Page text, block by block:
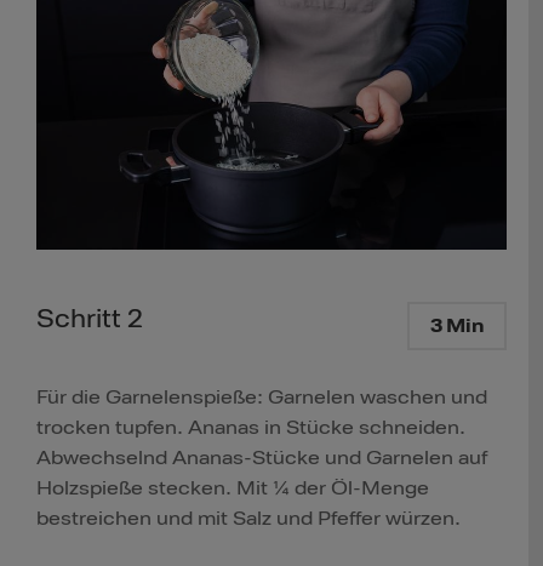
Schritt 2 3 Min
Für die Garnelenspieße: Garnelen waschen und
trocken tupfen. Ananas in Stücke schneiden.
Abwechselnd Ananas-Stücke und Garnelen auf
Holzspieße stecken. Mit ¼ der Öl-Menge
bestreichen und mit Salz und Pfeffer würzen.